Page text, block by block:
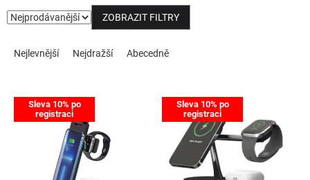
NOVINKY
ZOBRAZIT FILTRY
Nejlevnější Nejdražší Abecedně
Výpis produktů
Sleva 10% po
registraci
Sleva 10% po
registraci